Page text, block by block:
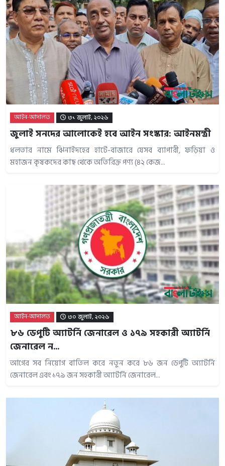
আইন-আদালত ৩১ জুলাই, ২০২৬
জুলাই সনদের আলোকেই হবে আইন সংস্কার: আইনমন্ত্রী
ধলতার নামে ঝিনাইদহের হাটে-বাজারে যেসব ব্যাপারী, ফড়িয়া ও
মহাজন কৃষকদের কাছ থেকে অতিরিক্ত পণ্য (৪২ কেজ...
আইন-আদালত ৩০ জুলাই, ২০২৬
৮৬ ডেপুটি অ্যাটর্নি জেনারেল ও ১৭৯ সহকারী অ্যাটর্নি
জেনারেল ন...
আগের সব নিয়োগ বাতিল করে নতুন করে ৮৬ জন ডেপুটি অ্যাটর্নি
জেনারেল এবং ১৭৯ জন সহকারী অ্যাটর্নি জেনারেল...